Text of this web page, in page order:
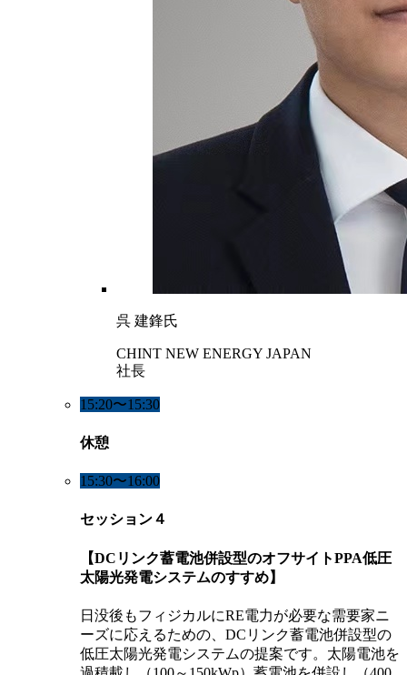
呉 建鋒氏
CHINT NEW ENERGY JAPAN
社長
15:20〜15:30
休憩
15:30〜16:00
セッション４
【DCリンク蓄電池併設型のオフサイトPPA低圧
太陽光発電システムのすすめ】
日没後もフィジカルにRE電力が必要な需要家ニ
ーズに応えるための、DCリンク蓄電池併設型の
低圧太陽光発電システムの提案です。太陽電池を